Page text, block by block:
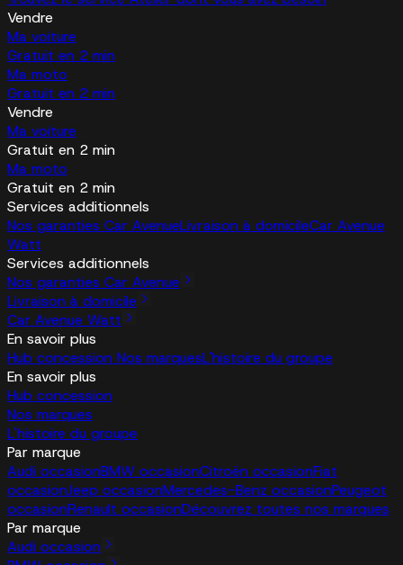
Vendre
Ma voiture
Gratuit en 2 min
Ma moto
Gratuit en 2 min
Vendre
Ma voiture
Gratuit en 2 min
Ma moto
Gratuit en 2 min
Services additionnels
Nos garanties Car AvenueLivraison à domicileCar Avenue
Watt
Services additionnels
Nos garanties Car Avenue
Livraison à domicile
Car Avenue Watt
En savoir plus
Hub concession Nos marquesL'histoire du groupe
En savoir plus
Hub concession
Nos marques
L'histoire du groupe
Par marque
Audi occasionBMW occasionCitroën occasionFiat
occasionJeep occasionMercedes-Benz occasionPeugeot
occasionRenault occasionDécouvrez toutes nos marques
Par marque
Audi occasion